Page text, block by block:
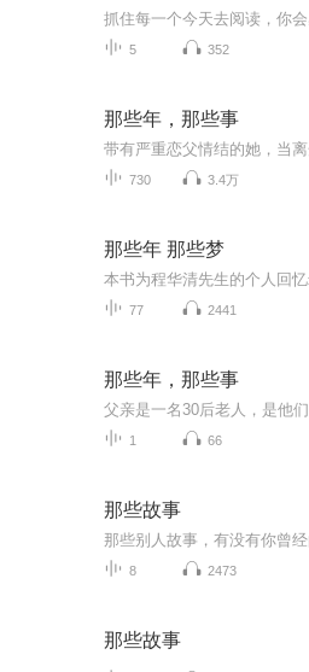
5 352
那些年，那些事
730 3.4万
那些年 那些梦
77 2441
那些年，那些事
1 66
那些故事
那些别人故事，有没有你曾
8 2473
那些故事